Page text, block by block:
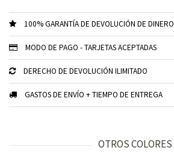
100% GARANTÍA DE DEVOLUCIÓN DE DINERO
MODO DE PAGO - TARJETAS ACEPTADAS
DERECHO DE DEVOLUCIÓN ILIMITADO
GASTOS DE ENVÍO + TIEMPO DE ENTREGA
OTROS COLORES